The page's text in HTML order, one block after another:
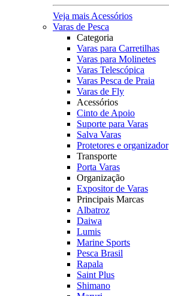
Veja mais Acessórios
Varas de Pesca
Categoria
Varas para Carretilhas
Varas para Molinetes
Varas Telescópica
Varas Pesca de Praia
Varas de Fly
Acessórios
Cinto de Apoio
Suporte para Varas
Salva Varas
Protetores e organizador
Transporte
Porta Varas
Organização
Expositor de Varas
Principais Marcas
Albatroz
Daiwa
Lumis
Marine Sports
Pesca Brasil
Rapala
Saint Plus
Shimano